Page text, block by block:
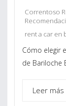
Correntoso
rent a car en
Cómo elegir
de Bariloche
Leer más